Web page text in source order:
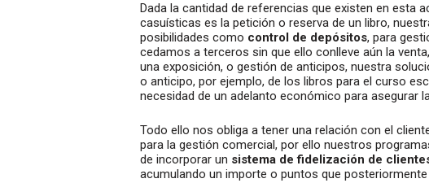
Dada la cantidad de referencias que existen en esta
casuísticas es la petición o reserva de un libro,
posibilidades como control de depósitos, para
cedamos a terceros sin que ello conlleve aún la
una exposición, o gestión de anticipos, nuestra
o anticipo, por ejemplo, de los libros para el curso
necesidad de un adelanto económico para asegurar
Todo ello nos obliga a tener una relación con el
para la gestión comercial, por ello nuestros
de incorporar un sistema de fidelización de
acumulando un importe o puntos que